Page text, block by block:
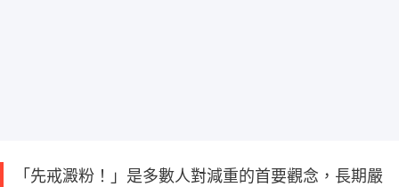
「先戒澱粉！」是多數人對減重的首要觀念，長期嚴